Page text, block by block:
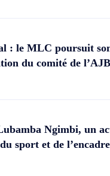
: le MLC poursuit
du comité de
Ngimbi, un
sport et de